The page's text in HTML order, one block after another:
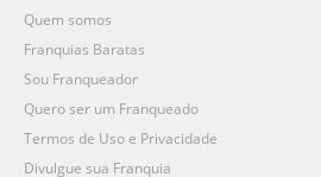
Quem somos
Franquias Baratas
Sou Franqueador
Quero ser um Franqueado
Termos de Uso e Privacidade
Divulgue sua Franquia